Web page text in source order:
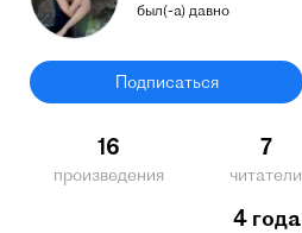
был(-а) давно
Подписаться
16
произведения
7
читатели
4 года